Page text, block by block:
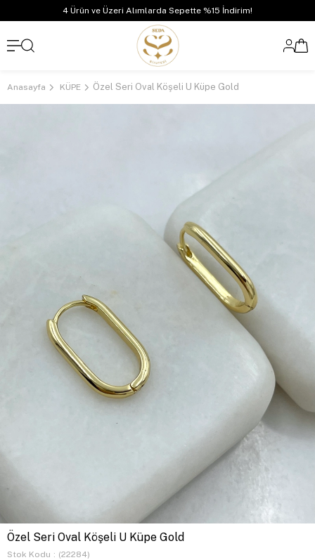
4 Ürün ve Üzeri Alımlarda Sepette %15 İndirim!
Anasayfa KÜPE Özel Seri Oval Köşeli U Küpe Gold
Özel Seri Oval Köşeli U Küpe Gold
Stok Kodu (22284)